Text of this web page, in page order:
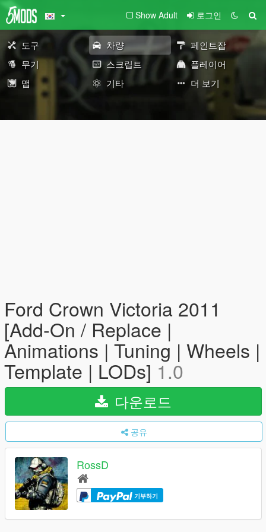
Show Adult 로그인
도구 차량
페인트잡
무기
스크립트
플레이어
맵
기타 더 보기
Ford Crown Victoria 2011
[Add-On / Replace |
Animations | Tuning | Wheels |
Template | LODs] 1.0
다운로드
공유
RossD
기부하기